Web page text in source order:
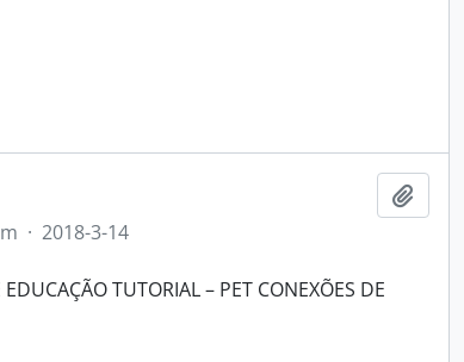
· 2018-3-14
TUTORIAL – PET CONEXÕES DE